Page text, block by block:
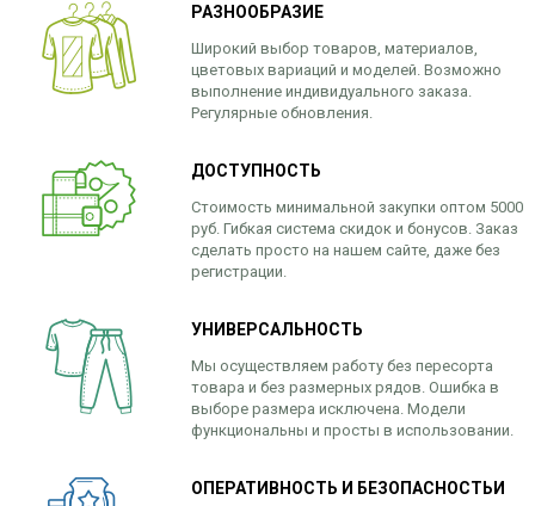
РАЗНООБРАЗИЕ
Широкий выбор товаров, материалов,
цветовых вариаций и моделей. Возможно
выполнение индивидуального заказа.
Регулярные обновления.
ДОСТУПНОСТЬ
Стоимость минимальной закупки оптом 5000
руб. Гибкая система скидок и бонусов. Заказ
сделать просто на нашем сайте, даже без
регистрации.
УНИВЕРСАЛЬНОСТЬ
Мы осуществляем работу без пересорта
товара и без размерных рядов. Ошибка в
выборе размера исключена. Модели
функциональны и просты в использовании.
ОПЕРАТИВНОСТЬ И БЕЗОПАСНОСТЬИ